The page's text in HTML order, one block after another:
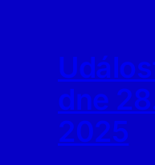
dne
2025